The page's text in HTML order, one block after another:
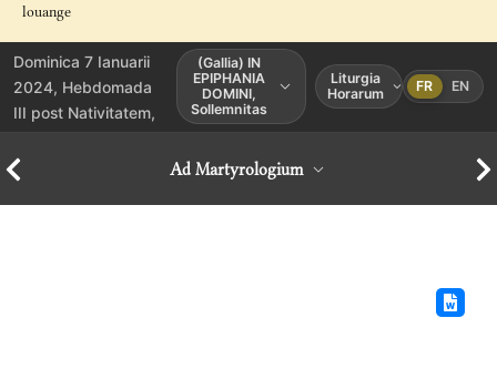
louange
Dominica 7 Ianuarii
2024, Hebdomada
III post Nativitatem,
(Gallia) IN
EPIPHANIA
DOMINI,
Sollemnitas
Liturgia
Horarum
FR EN
Ad Martyrologium